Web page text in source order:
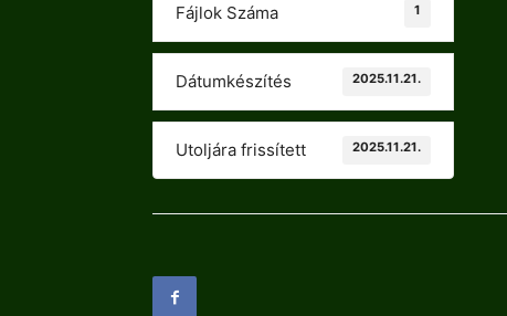
Fájlok Száma 1
Dátumkészítés 2025.11.21.
Utoljára frissített 2025.11.21.